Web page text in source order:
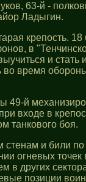
63-й -
Ладыгин.
крепость.
в
и
во время
49-й
входе в
танкового боя.
стенам и били
огневых
в других
позиции